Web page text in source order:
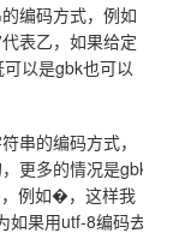
编码方式，例如
表乙，如果给定
以是gbk也可以
串的编码方式，
更多的情况是gbk
例如�，这样我
如果用utf-8编码去